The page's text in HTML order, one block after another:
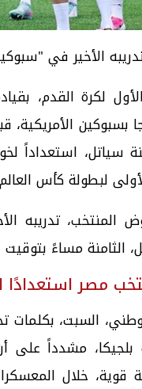
الأخير في
لكرة القدم،
بسبوكين
استعداداً
لبطولة كأس العالم 2026.
الثامنة مساءً بتوقيت
مصر استعدادًا
السبت،
بلجيكا، مشدداً على
قوية، خلال